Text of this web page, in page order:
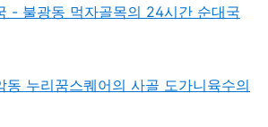
- 불광동 먹자골목의 24시간 순대국
동 누리꿈스퀘어의 사골 도가니육수의